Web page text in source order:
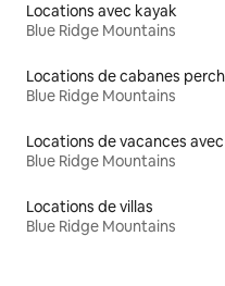
Locations avec kayak
Blue Ridge Mountains
Blue Ridge Mountains
Blue Ridge Mountains
Locations de villas
Blue Ridge Mountains